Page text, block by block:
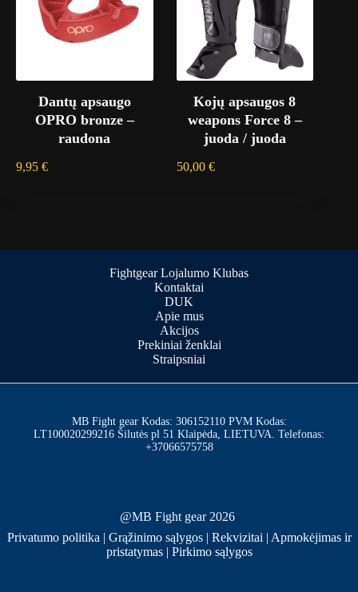
Dantų apsaugo
OPRO bronze –
raudona
9,95 €
Kojų apsaugos 8
weapons Force 8 –
juoda / juoda
50,00 €
Fightgear Lojalumo Klubas
Kontaktai
DUK
Apie mus
Akcijos
Prekiniai ženklai
Straipsniai
MB Fight gear Kodas: 306152110 PVM Kodas:
LT100020299216 Šilutės pl 51 Klaipėda, LIETUVA. Telefonas:
+37066575758
@MB Fight gear 2026
Privatumo politika | Grąžinimo sąlygos | Rekvizitai | Apmokėjimas ir
pristatymas| Pirkimo sąlygos